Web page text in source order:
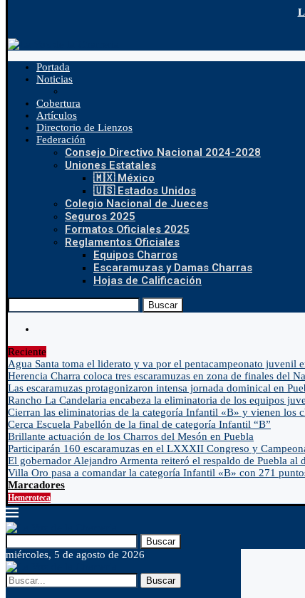
Portada
Noticias
Cobertura
Artículos
Directorio de Lienzos
Federación
Consejo Directivo Nacional 2024-2028
Uniones Estatales
🇲🇽 México
🇺🇸 Estados Unidos
Colegio Nacional de Jueces
Seguros 2025
Formatos Oficiales 2025
Reglamentos Oficiales
Equipos Charros
Escaramuzas y Damas Charras
Hojas de Calificación
Buscar
Reciente
Agua Santa toma el liderato y va por el pentacampeonato juvenil
Herencia Charra coloca tres escaramuzas en zona de finales del
Las escaramuzas protagonizaron intensa jornada dominical en
Rancho La Candelaria encabeza la eliminatoria de los equipos
Cierran las eliminatorias de la categoría Infantil «B» y vienen los
Cerca Escuela Pabellón de la final de categoría Infantil “B”
Brillante actuación de los Charros del Mesón en Puebla
Participarán 160 escaramuzas en el LXXXII Congreso y
El gobernador Alejandro Armenta reiteró el respaldo de Puebla al
Villa Oro pasa a comandar la categoría Infantil «B» con 271
Marcadores
Hemeroteca
Buscar
miércoles, 5 de agosto de 2026
Buscar